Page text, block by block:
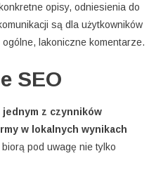
opisy, odniesienia do
są dla użytkowników
lakoniczne komentarze.
SEO
z czynników
w lokalnych wynikach
pod uwagę nie tylko